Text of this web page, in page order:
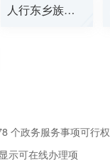
人行东乡族自治...
个政务服务事项可行权
示可在线办理项